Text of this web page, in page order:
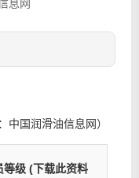
息网
中国润滑油信息网）
等级(下载此资料